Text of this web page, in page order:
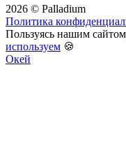
2026 © Palladium
Политика
Пользуясь нашим
используем 🍪
Окей